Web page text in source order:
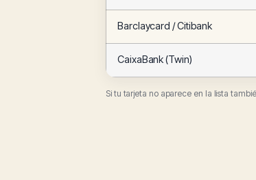
Barclaycard / Citibank
CaixaBank (Twin)
Si tu tarjeta no aparece en la lista